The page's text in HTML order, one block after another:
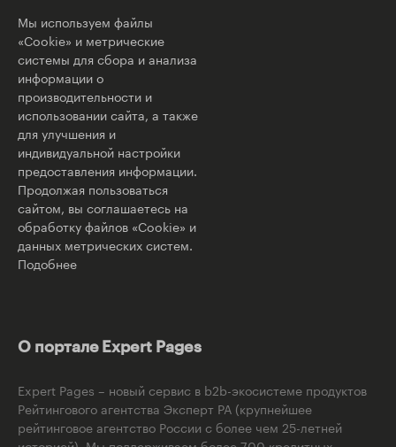
Мы используем файлы
«Cookie» и метрические
системы для сбора и анализа
информации о
производительности и
использовании сайта, а также
для улучшения и
индивидуальной настройки
предоставления информации.
Продолжая пользоваться
сайтом, вы соглашаетесь на
обработку файлов «Cookie» и
данных метрических систем.
Подобнее
О портале Expert Pages
Expert Pages – новый сервис в b2b-экосистеме продуктов
Рейтингового агентства Эксперт РА (крупнейшее
рейтинговое агентство России с более чем 25-летней